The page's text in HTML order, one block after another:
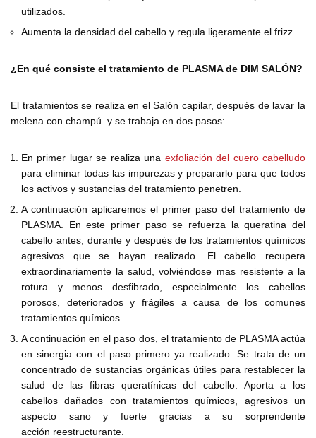
utilizados.
Aumenta la densidad del cabello y regula ligeramente el frizz
¿En qué consiste el tratamiento de PLASMA de DIM SALÓN?
El tratamientos se realiza en el Salón capilar, después de lavar la
melena con champú y se trabaja en dos pasos:
En primer lugar se realiza una exfoliación del cuero cabelludo
para eliminar todas las impurezas y prepararlo para que todos
los activos y sustancias del tratamiento penetren.
A continuación aplicaremos el primer paso del tratamiento de
PLASMA. En este primer paso se refuerza la queratina del
cabello antes, durante y después de los tratamientos químicos
agresivos que se hayan realizado. El cabello recupera
extraordinariamente la salud, volviéndose mas resistente a la
rotura y menos desfibrado, especialmente los cabellos
porosos, deteriorados y frágiles a causa de los comunes
tratamientos químicos.
A continuación en el paso dos, el tratamiento de PLASMA actúa
en sinergia con el paso primero ya realizado. Se trata de un
concentrado de sustancias orgánicas útiles para restablecer la
salud de las fibras queratínicas del cabello. Aporta a los
cabellos dañados con tratamientos químicos, agresivos un
aspecto sano y fuerte gracias a su sorprendente
acción reestructurante.